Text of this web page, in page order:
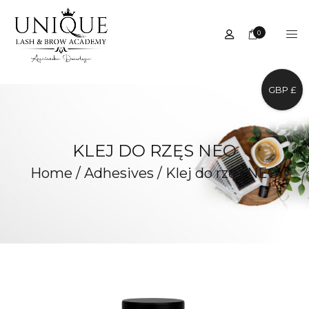
0
KLEJ DO RZĘS NEO
Home / Adhesives / Klej do rzęs NEO
GBP £